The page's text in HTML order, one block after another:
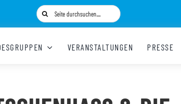
Suche
nach:
VERANSTALTUNGEN PRESSE